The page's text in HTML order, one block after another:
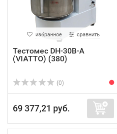
избранное сравнить
Тестомес DH-30B-A
(VIATTO) (380)
(0)
69 377,21 руб.